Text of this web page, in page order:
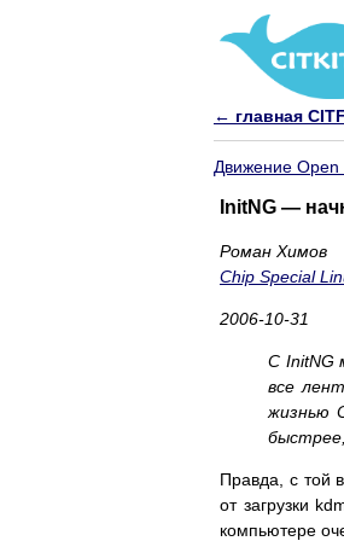
← главная
Движение Open
InitNG —
Роман Химов
Chip Special
2006-10-31
С InitNG
все
жизнью
Правда, с той
от загрузки
компьютере